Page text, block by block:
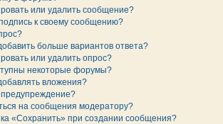
или удалить сообщение?
к своему сообщению?
больше вариантов ответа?
или удалить опрос?
некоторые форумы?
вложения?
на сообщения модератору?
«Сохранить» при создании сообщения?